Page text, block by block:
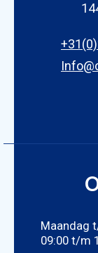
Maandag
09:00 t/m